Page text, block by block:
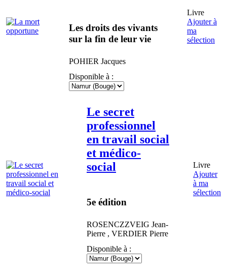
Livre
Ajouter à
ma
sélection
Les droits des vivants
sur la fin de leur vie
POHIER Jacques
Disponible à :
Le secret
professionnel
en travail social
et médico-
social
Livre
Ajouter
à ma
sélection
5e édition
ROSENCZZVEIG Jean-
Pierre , VERDIER Pierre
Disponible à :